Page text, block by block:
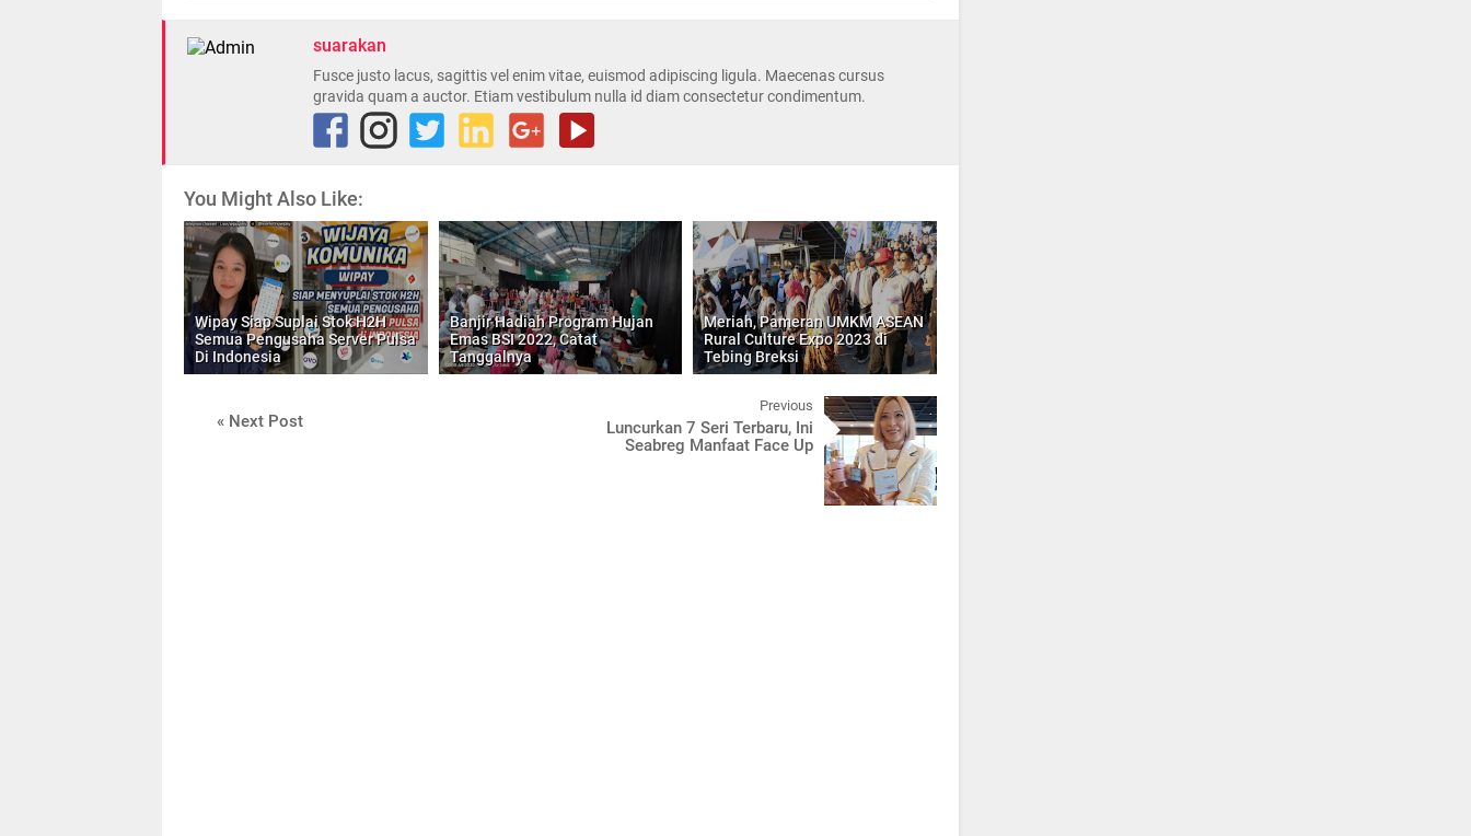
suarakan
Fusce justo lacus, sagittis vel enim vitae, euismod adipiscing ligula. Maecenas cursus
gravida quam a auctor. Etiam vestibulum nulla id diam consectetur condimentum.
You Might Also Like:
Wipay Siap Suplai Stok H2H
Semua Pengusaha Server Pulsa
Di Indonesia
Banjir Hadiah Program Hujan
Emas BSI 2022, Catat
Tanggalnya
Meriah, Pameran UMKM ASEAN
Rural Culture Expo 2023 di
Tebing Breksi
« Next Post
Previous
Luncurkan 7 Seri Terbaru, Ini
Seabreg Manfaat Face Up